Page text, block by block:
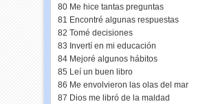
80 Me hice tantas preguntas
81 Encontré algunas respuestas
82 Tomé decisiones
83 Invertí en mi educación
84 Mejoré algunos hábitos
85 Leí un buen libro
86 Me envolvieron las olas del mar
87 Dios me libró de la maldad